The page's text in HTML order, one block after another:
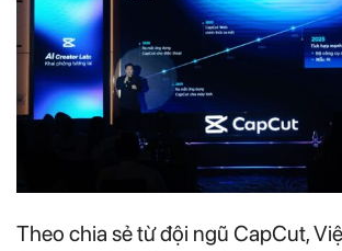
Theo chia sẻ từ đội ngũ CapCut,